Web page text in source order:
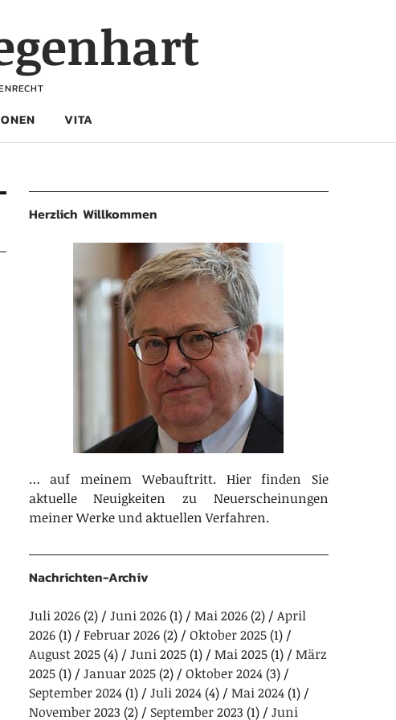
VITA
Herzlich Willkommen
… auf meinem Webauftritt. Hier finden Sie
aktuelle Neuigkeiten zu Neuerscheinungen
meiner Werke und aktuellen Verfahren.
Nachrichten-Archiv
Juli 2026(2) Juni 2026(1) Mai 2026(2)
April
2026(1) Februar 2026(2) Oktober 2025(1)
August 2025(4) Juni 2025(1) Mai 2025(1)
März
2025(1) Januar 2025(2) Oktober 2024(3)
September 2024(1) Juli 2024(4) Mai 2024(1)
November 2023 (2) September 2023 (1)
Juni